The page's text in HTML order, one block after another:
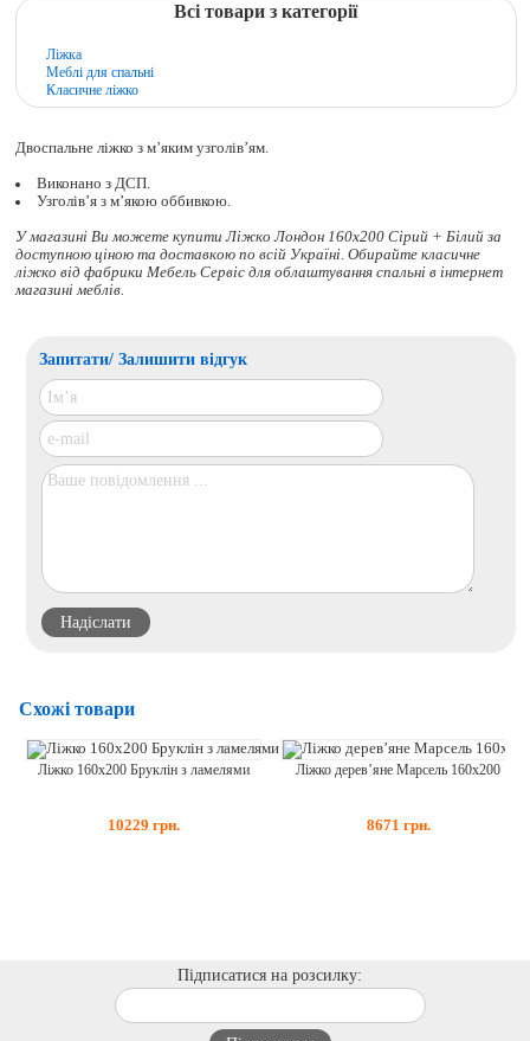
Всі товари з категорії
Ліжка
Меблі для спальні
Класичне ліжко
Двоспальне ліжко з м’яким узголів’ям.
Виконано з ДСП.
Узголів’я з м’якою оббивкою.
У магазині Ви можете купити Ліжко Лондон 160х200 Сірий + Білий за
доступною ціною та доставкою по всій Україні. Обирайте класичне
ліжковід фабрики Мебель Сервіс для облаштування спальні в інтернет
магазині меблів.
Запитати/ Залишити відгук
Схожі товари
Ліжко 160х200 Бруклін з ламелями
10229 грн.
Ліжко дерев’яне Марсель 160х200
8671 грн.
Підписатися на розсилку: